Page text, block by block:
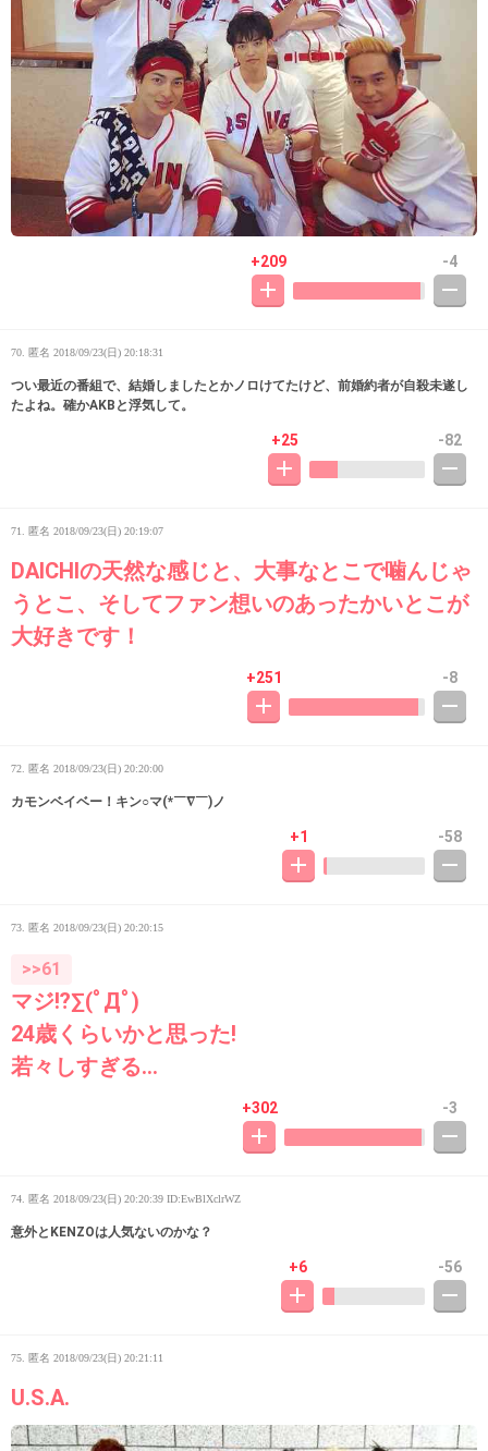
+209 -4
70. 匿名 2018/09/23(日) 20:18:31
つい最近の番組で、結婚しましたとかノロけてたけど、前婚約者が自殺未遂し
たよね。確かAKBと浮気して。
+25 -82
71. 匿名 2018/09/23(日) 20:19:07
DAICHIの天然な感じと、大事なとこで噛んじゃ
うとこ、そしてファン想いのあったかいとこが
大好きです！
+251 -8
72. 匿名 2018/09/23(日) 20:20:00
カモンベイベー！キン○マ(*￣∇￣)ノ
+1 -58
73. 匿名 2018/09/23(日) 20:20:15
>>61
マジ⁉︎∑(ﾟДﾟ)
24歳くらいかと思った!
若々しすぎる…
+302 -3
74. 匿名 2018/09/23(日) 20:20:39 ID:EwBlXclrWZ
意外とKENZOは人気ないのかな？
+6 -56
75. 匿名 2018/09/23(日) 20:21:11
U.S.A.